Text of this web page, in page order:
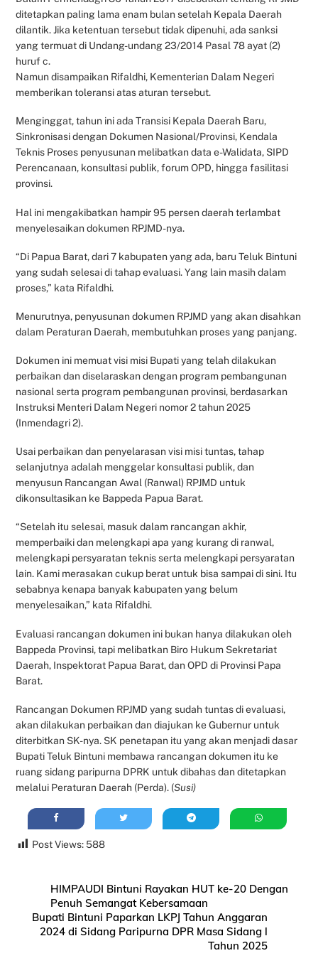
ditetapkan paling lama enam bulan setelah Kepala Daerah
dilantik. Jika ketentuan tersebut tidak dipenuhi, ada sanksi
yang termuat di Undang-undang 23/2014 Pasal 78 ayat (2)
huruf c.
Namun disampaikan Rifaldhi, Kementerian Dalam Negeri
memberikan toleransi atas aturan tersebut.
Menginggat, tahun ini ada Transisi Kepala Daerah Baru,
Sinkronisasi dengan Dokumen Nasional/Provinsi, Kendala
Teknis Proses penyusunan melibatkan data e-Walidata, SIPD
Perencanaan, konsultasi publik, forum OPD, hingga fasilitasi
provinsi.
Hal ini mengakibatkan hampir 95 persen daerah terlambat
menyelesaikan dokumen RPJMD-nya.
“Di Papua Barat, dari 7 kabupaten yang ada, baru Teluk Bintuni
yang sudah selesai di tahap evaluasi. Yang lain masih dalam
proses,” kata Rifaldhi.
Menurutnya, penyusunan dokumen RPJMD yang akan disahkan
dalam Peraturan Daerah, membutuhkan proses yang panjang.
Dokumen ini memuat visi misi Bupati yang telah dilakukan
perbaikan dan diselaraskan dengan program pembangunan
nasional serta program pembangunan provinsi, berdasarkan
Instruksi Menteri Dalam Negeri nomor 2 tahun 2025
(Inmendagri 2).
Usai perbaikan dan penyelarasan visi misi tuntas, tahap
selanjutnya adalah menggelar konsultasi publik, dan
menyusun Rancangan Awal (Ranwal) RPJMD untuk
dikonsultasikan ke Bappeda Papua Barat.
“Setelah itu selesai, masuk dalam rancangan akhir,
memperbaiki dan melengkapi apa yang kurang di ranwal,
melengkapi persyaratan teknis serta melengkapi persyaratan
lain. Kami merasakan cukup berat untuk bisa sampai di sini. Itu
sebabnya kenapa banyak kabupaten yang belum
menyelesaikan,” kata Rifaldhi.
Evaluasi rancangan dokumen ini bukan hanya dilakukan oleh
Bappeda Provinsi, tapi melibatkan Biro Hukum Sekretariat
Daerah, Inspektorat Papua Barat, dan OPD di Provinsi Papa
Barat.
Rancangan Dokumen RPJMD yang sudah tuntas di evaluasi,
akan dilakukan perbaikan dan diajukan ke Gubernur untuk
diterbitkan SK-nya. SK penetapan itu yang akan menjadi dasar
Bupati Teluk Bintuni membawa rancangan dokumen itu ke
ruang sidang paripurna DPRK untuk dibahas dan ditetapkan
melalui Peraturan Daerah (Perda). (Susi)
Post Views: 588
HIMPAUDI Bintuni Rayakan HUT ke-20 Dengan
Penuh Semangat Kebersamaan
Bupati Bintuni Paparkan LKPJ Tahun Anggaran
2024 di Sidang Paripurna DPR Masa Sidang l
Tahun 2025